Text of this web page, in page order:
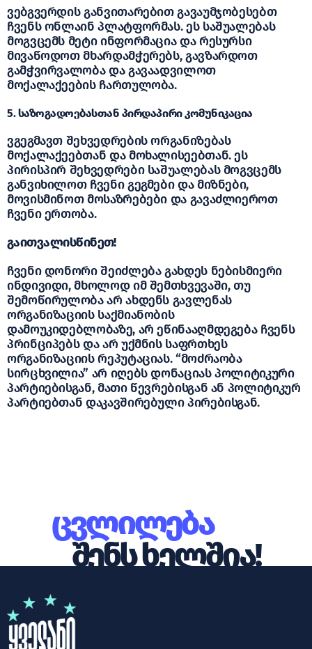
ვებგვერდის განვითარებით გავაუმჯობესებთ
ჩვენს ონლაინ პლატფორმას. ეს საშუალებას
მოგვცემს მეტი ინფორმაცია და რესურსი
მივაწოდოთ მხარდამჭერებს, გავზარდოთ
გამჭვირვალობა და გავაადვილოთ
მოქალაქეების ჩართულობა.
5. საზოგადოებასთან პირდაპირი კომუნიკაცია
ვგეგმავთ შეხვედრების ორგანიზებას
მოქალაქეებთან და მოხალისეებთან. ეს
პირისპირ შეხვედრები საშუალებას მოგვცემს
განვიხილოთ ჩვენი გეგმები და მიზნები,
მოვისმინოთ მოსაზრებები და გავაძლიეროთ
ჩვენი ერთობა.
გაითვალისწინეთ!
ჩვენი დონორი შეიძლება გახდეს ნებისმიერი
ინდივიდი, მხოლოდ იმ შემთხვევაში, თუ
შემოწირულობა არ ახდენს გავლენას
ორგანიზაციის საქმიანობის
დამოუკიდებლობაზე, არ ეწინააღმდეგება ჩვენს
პრინციპებს და არ უქმნის საფრთხეს
ორგანიზაციის რეპუტაციას. “მოძრაობა
სირცხვილია” არ იღებს დონაციას პოლიტიკური
პარტიებისგან, მათი წევრებისგან ან პოლიტიკურ
პარტიებთან დაკავშირებული პირებისგან.
ცვლილება
შენს ხელშია!